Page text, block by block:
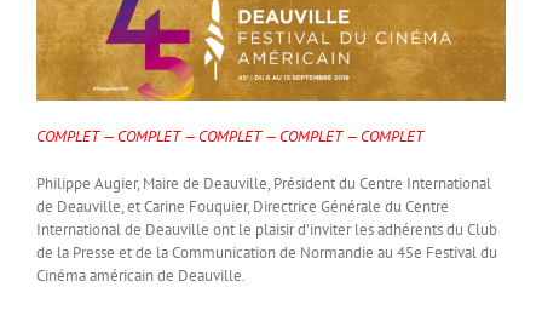
COMPLET — COMPLET — COMPLET — COMPLET — COMPLET
Philippe Augier, Maire de Deauville, Président du Centre International
de Deauville, et Carine Fouquier, Directrice Générale du Centre
International de Deauville ont le plaisir d’inviter les adhérents du Club
de la Presse et de la Communication de Normandie au 45e Festival du
Cinéma américain de Deauville.